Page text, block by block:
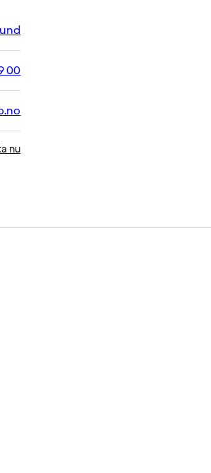
00
nu